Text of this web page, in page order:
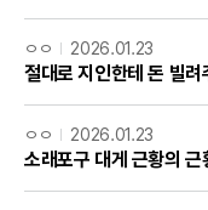
ㅇㅇ 2026.01.23
절대로 지인한테 돈 빌
ㅇㅇ 2026.01.23
소래포구 대게 근황의